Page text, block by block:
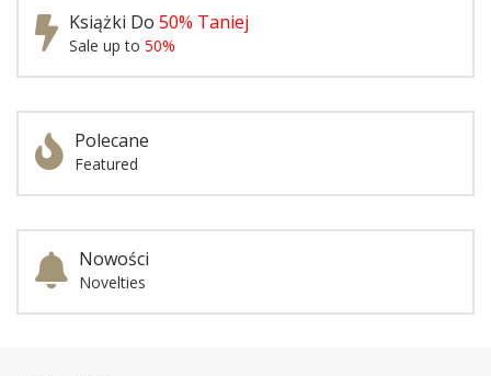
Książki Do 50% Taniej
Sale up to 50%
Polecane
Featured
Nowości
Novelties